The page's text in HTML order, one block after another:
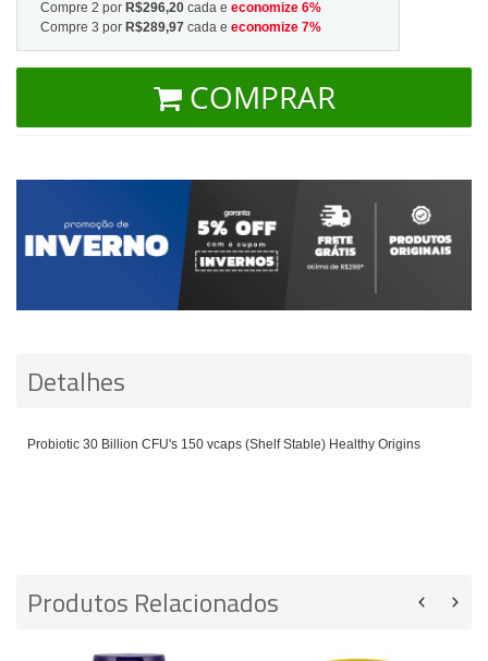
Compre 2 por R$296,20 cada e economize 6%
Compre 3 por R$289,97 cada e economize 7%
COMPRAR
Detalhes
Probiotic 30 Billion CFU's 150 vcaps (Shelf Stable) Healthy Origins
Produtos Relacionados